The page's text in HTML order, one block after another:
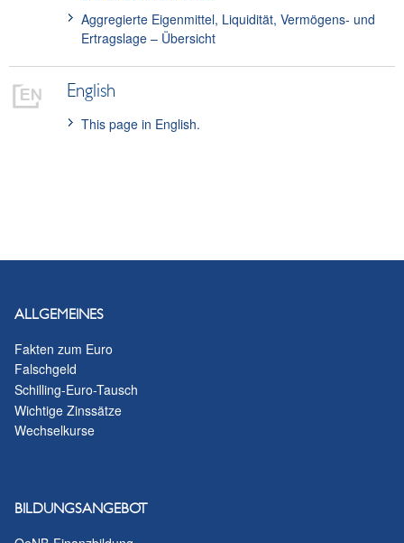
Aggregierte Eigenmittel, Liquidität, Vermögens- und
Ertragslage – Übersicht
English
This page in English.
ALLGEMEINES
Fakten zum Euro
Falschgeld
Schilling-Euro-Tausch
Wichtige Zinssätze
Wechselkurse
BILDUNGSANGEBOT